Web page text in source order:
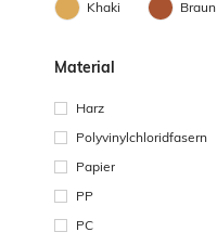
Khaki Braun
Material
Harz
Polyvinylchloridfasern
Papier
PP
PC